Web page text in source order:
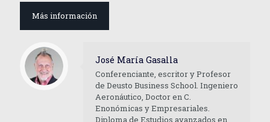
Más información
José María Gasalla
Conferenciante, escritor y Profesor
de Deusto Business School. Ingeniero
Aeronáutico, Doctor en C.
Enonómicas y Empresariales.
Diploma de Estudios avanzados en